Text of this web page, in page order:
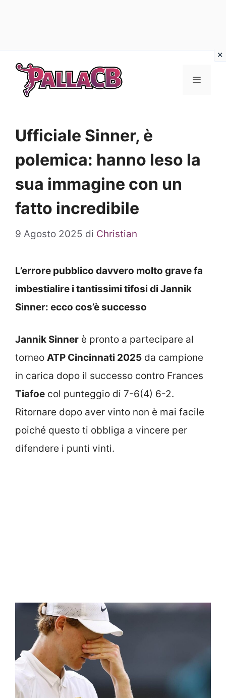
contenuto
Menu
Ufficiale Sinner, è
polemica: hanno leso la
sua immagine con un
fatto incredibile
9 Agosto 2025 di Christian
L’errore pubblico davvero molto grave fa
imbestialire i tantissimi tifosi di Jannik
Sinner: ecco cos’è successo
Jannik Sinner è pronto a partecipare al
torneo ATP Cincinnati 2025 da campione
in carica dopo il successo contro Frances
Tiafoe col punteggio di 7-6(4) 6-2.
Ritornare dopo aver vinto non è mai facile
poiché questo ti obbliga a vincere per
difendere i punti vinti.